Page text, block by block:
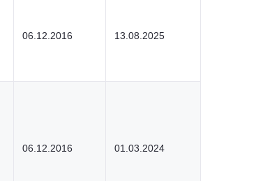
06.12.2016 13.08.2025
06.12.2016 01.03.2024